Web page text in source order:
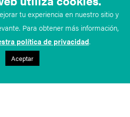
tu experiencia en nuestro sitio y
Para obtener más información,
política de privacidad.
Aceptar